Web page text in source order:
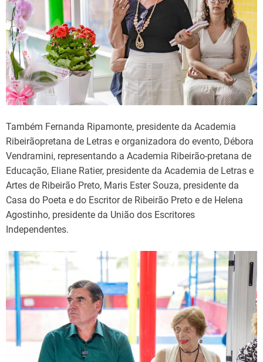
Também Fernanda Ripamonte, presidente da Academia
Ribeirãopretana de Letras e organizadora do evento, Débora
Vendramini, representando a Academia Ribeirão-pretana de
Educação, Eliane Ratier, presidente da Academia de Letras e
Artes de Ribeirão Preto, Maris Ester Souza, presidente da
Casa do Poeta e do Escritor de Ribeirão Preto e de Helena
Agostinho, presidente da União dos Escritores
Independentes.